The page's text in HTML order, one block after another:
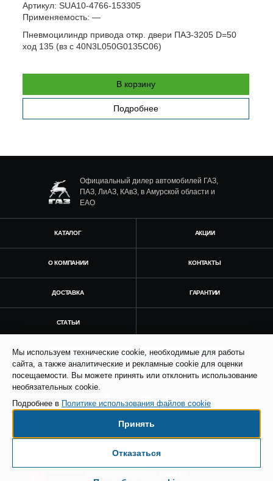
Артикул: SUA10-4766-153305
Применяемость: —
Пневмоцилиндр привода откр. двери ПАЗ-3205 D=50
ход 135 (вз с 40N3L050G0135C06)
В корзину
Подробнее
Официальный дилер автомобилей ГАЗ,
ПАЗ, ЛиАЗ, КАвЗ, в Амурской области и
ЕАО
КАТАЛОГ АКЦИИ
О КОМПАНИИ КОНТАКТЫ
ДОСТАВКА ГАРАНТИИ
СТАТЬИ
Получить консультацию
© Все права защищены. Информация сайта
SEO продвижение сайта - Result Plus
Мы используем технические cookie, необходимые для работы
сайта, а также аналитические и рекламные cookie для оценки
посещаемости. Вы можете принять или отклонить использование
необязательных cookie.
Подробнее в Политике использования файлов cookie
Принять
Отказаться